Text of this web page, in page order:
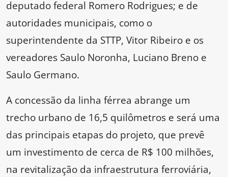
deputado federal Romero Rodrigues; e de
autoridades municipais, como o
superintendente da STTP, Vitor Ribeiro e os
vereadores Saulo Noronha, Luciano Breno e
Saulo Germano.
A concessão da linha férrea abrange um
trecho urbano de 16,5 quilômetros e será uma
das principais etapas do projeto, que prevê
um investimento de cerca de R$ 100 milhões,
na revitalização da infraestrutura ferroviária,